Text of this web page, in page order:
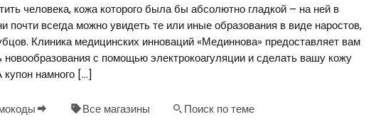
человека, кожа которого была бы абсолютно гладкой – на ней в
почти всегда можно увидеть те или иные образования в виде наростов,
Клиника медицинских инноваций «Мединнова» предоставляет вам
новообразования с помощью электрокоагуляции и сделать вашу кожу
купон намного […]
Все магазины Поиск по теме